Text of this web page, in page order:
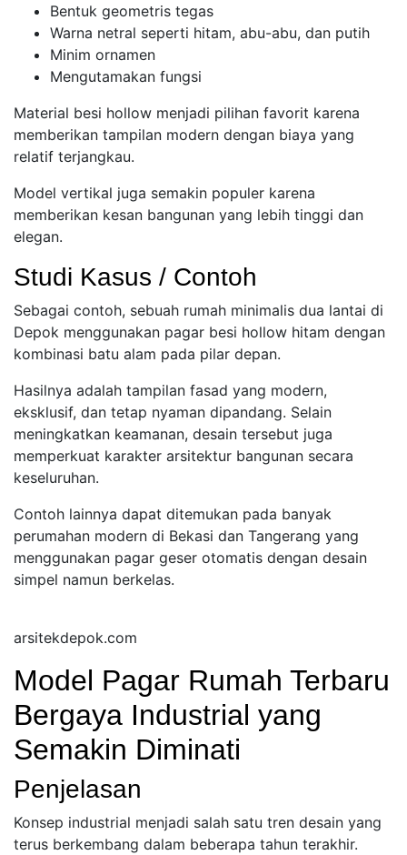
Bentuk geometris tegas
Warna netral seperti hitam, abu-abu, dan putih
Minim ornamen
Mengutamakan fungsi
Material besi hollow menjadi pilihan favorit karena
memberikan tampilan modern dengan biaya yang
relatif terjangkau.
Model vertikal juga semakin populer karena
memberikan kesan bangunan yang lebih tinggi dan
elegan.
Studi Kasus / Contoh
Sebagai contoh, sebuah rumah minimalis dua lantai di
Depok menggunakan pagar besi hollow hitam dengan
kombinasi batu alam pada pilar depan.
Hasilnya adalah tampilan fasad yang modern,
eksklusif, dan tetap nyaman dipandang. Selain
meningkatkan keamanan, desain tersebut juga
memperkuat karakter arsitektur bangunan secara
keseluruhan.
Contoh lainnya dapat ditemukan pada banyak
perumahan modern di Bekasi dan Tangerang yang
menggunakan pagar geser otomatis dengan desain
simpel namun berkelas.
arsitekdepok.com
Model Pagar Rumah Terbaru
Bergaya Industrial yang
Semakin Diminati
Penjelasan
Konsep industrial menjadi salah satu tren desain yang
terus berkembang dalam beberapa tahun terakhir.